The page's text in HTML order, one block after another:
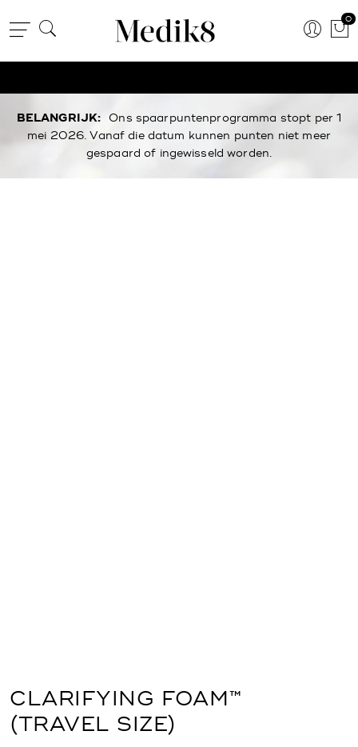
0
BELANGRIJK:
Ons spaarpuntenprogramma stopt per 1
mei 2026. Vanaf die datum kunnen punten niet meer
gespaard of ingewisseld worden.
CLARIFYING FOAM™
(TRAVEL SIZE)